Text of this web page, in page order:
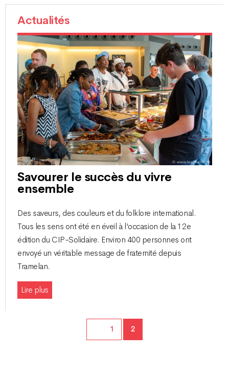
Actualités
Savourer le succès du vivre
ensemble
Des saveurs, des couleurs et du folklore international.
Tous les sens ont été en éveil à l’occasion de la 12e
édition du CIP-Solidaire. Environ 400 personnes ont
envoyé un véritable message de fraternité depuis
Tramelan.
Lire plus
Page1 Page
2